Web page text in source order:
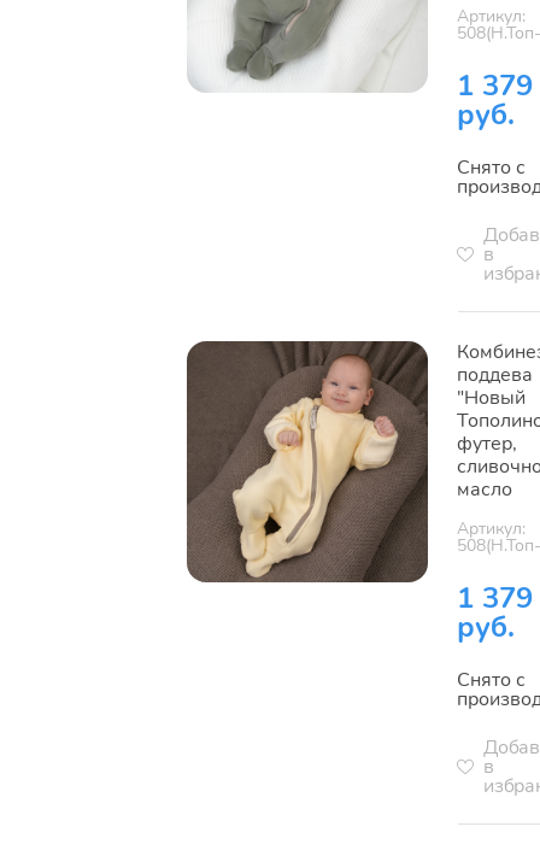
Артикул:
1 379
руб.
Снято с
в
поддева
"Новый
футер,
масло
Артикул:
1 379
руб.
Снято с
в